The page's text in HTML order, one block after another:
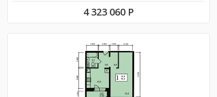
4 323 060 Р